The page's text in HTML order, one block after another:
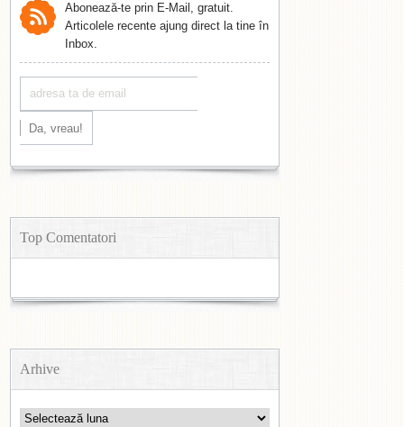
Abonează-te prin E-Mail, gratuit.
Articolele recente ajung direct la tine în
Inbox.
Top Comentatori
Arhive
Arhive